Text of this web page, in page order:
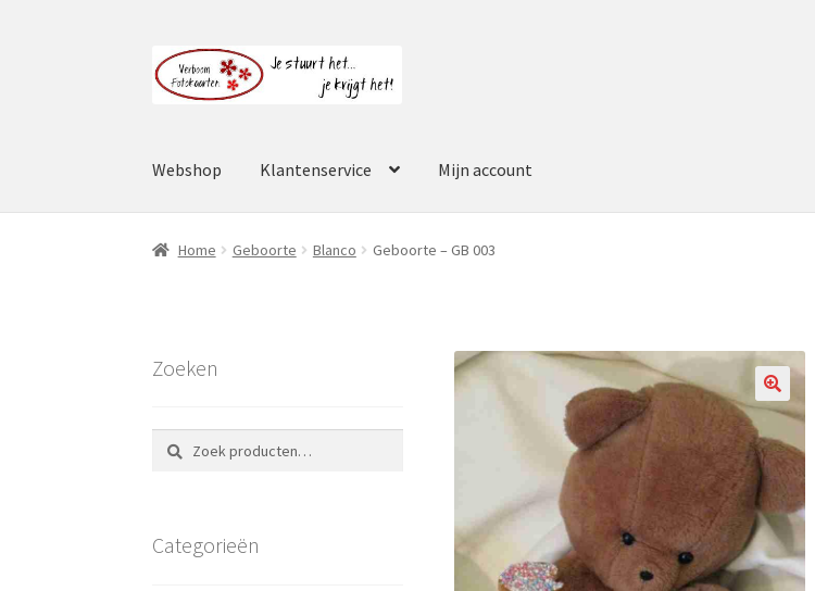
Ga
door
Ga
naar
Webshop Klantenservice Mijn account
Home Geboorte Blanco Geboorte – GB 003
Zoeken
Zoeken
naar:
Zoeken
Categorieën